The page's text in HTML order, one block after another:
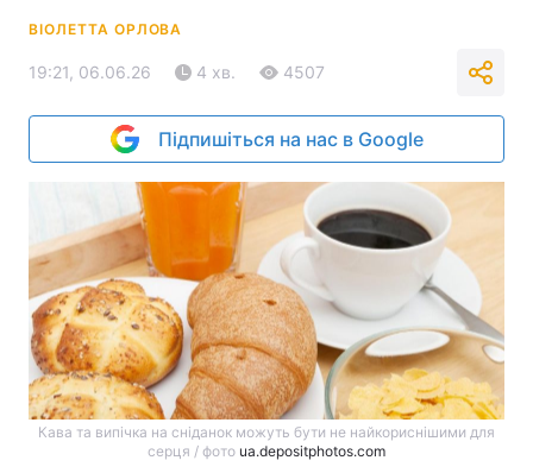
ВІОЛЕТТА ОРЛОВА
19:21, 06.06.26 4 хв. 4507
Підпишіться на нас в Google
Кава та випічка на сніданок можуть бути не найкориснішими для
серця / фото ua.depositphotos.com